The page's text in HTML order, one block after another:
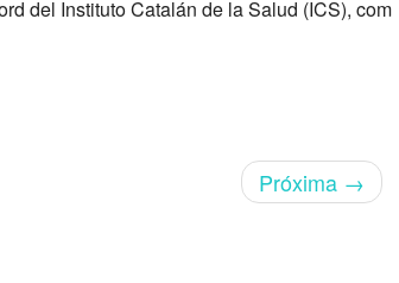
del Instituto Catalán de la Salud (ICS), com
Próxima →